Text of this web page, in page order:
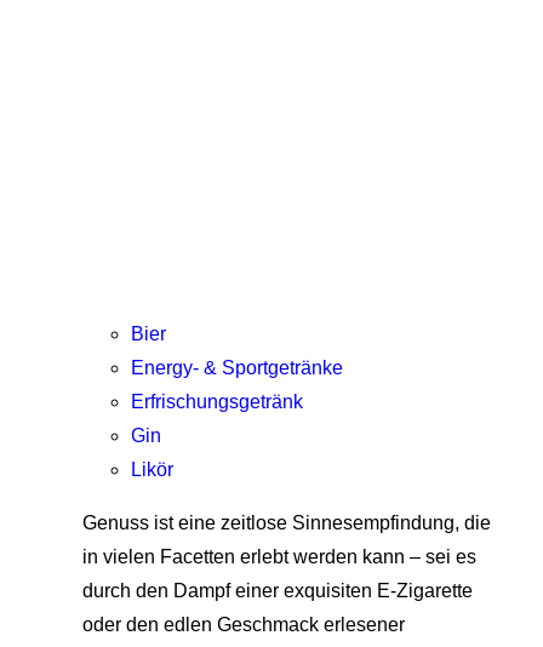
Bier
Energy- & Sportgetränke
Erfrischungsgetränk
Gin
Likör
Genuss ist eine zeitlose Sinnesempfindung, die
in vielen Facetten erlebt werden kann – sei es
durch den Dampf einer exquisiten E-Zigarette
oder den edlen Geschmack erlesener